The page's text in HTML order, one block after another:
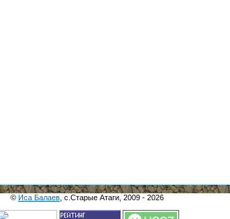
© Иса Балаев , с.Старые Атаги, 2009 - 2026